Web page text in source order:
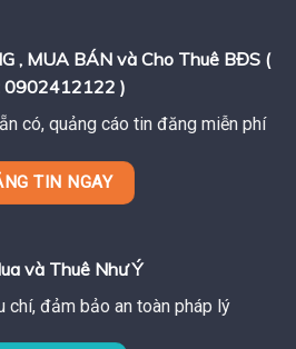
, MUA BÁN và Cho Thuê BĐS (
0902412122 )
có, quảng cáo tin đăng miễn phí
TIN NGAY
và Thuê Như Ý
chí, đảm bảo an toàn pháp lý